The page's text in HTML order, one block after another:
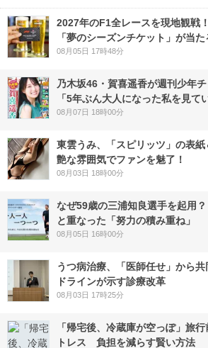
2027年のF1全レースを現地観戦
「夢のシーズンチケット」が当た
08月05日 17時48分
乃木坂46・賀喜遥香が週刊少年
「5年ぶん大人になった私を見て
08月07日 18時00分
東雲うみ、「スピリッツ」の表
艶な雰囲気でファンを魅了！
08月03日 18時00分
なぜ59歳の三浦知良選手を起用
と重なった「努力の積み重ね」
08月05日 16時00分
うつ病治療、「医師任せ」から
ドラインが示す診療改革
08月03日 17時25分
「帰宅後、冷蔵庫が空っぽ」旅
トレス 負担を減らす賢い方法